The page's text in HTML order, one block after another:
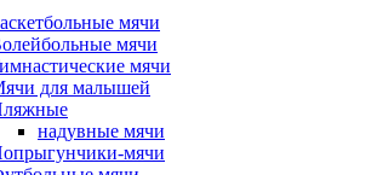
мячи
мячи
мячи
для малышей
надувные мячи
мячи